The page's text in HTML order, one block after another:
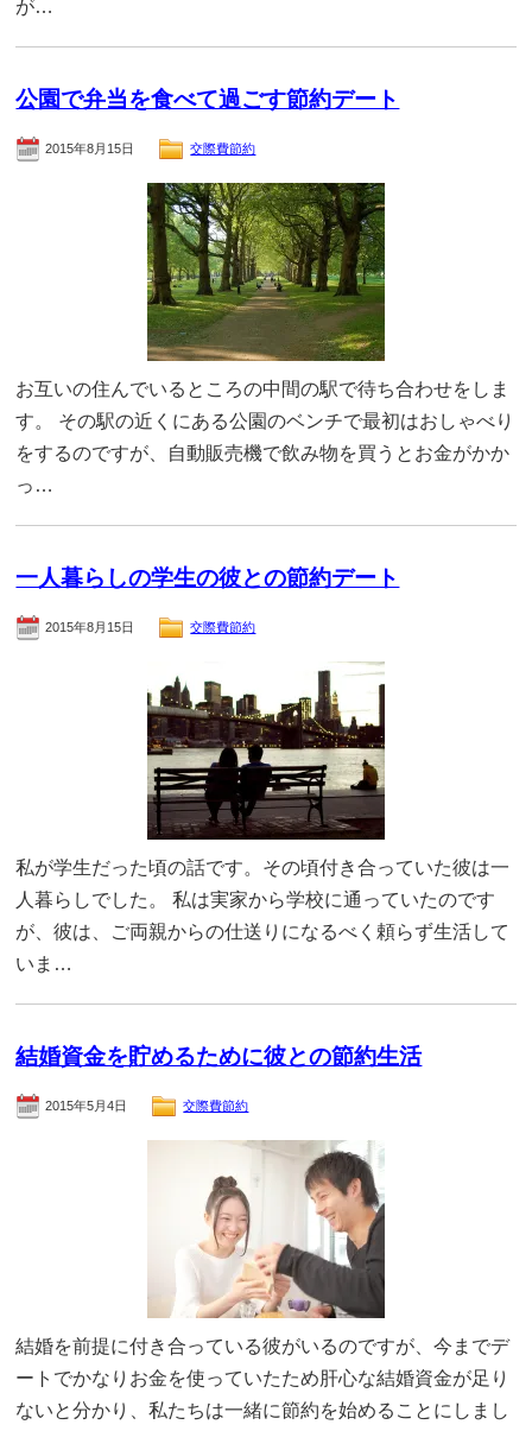
が…
公園で弁当を食べて過ごす節約デート
2015年8月15日 交際費節約
お互いの住んでいるところの中間の駅で待ち合わせをしま
す。 その駅の近くにある公園のベンチで最初はおしゃべり
をするのですが、自動販売機で飲み物を買うとお金がかか
っ…
一人暮らしの学生の彼との節約デート
2015年8月15日 交際費節約
私が学生だった頃の話です。その頃付き合っていた彼は一
人暮らしでした。 私は実家から学校に通っていたのです
が、彼は、ご両親からの仕送りになるべく頼らず生活して
いま…
結婚資金を貯めるために彼との節約生活
2015年5月4日 交際費節約
結婚を前提に付き合っている彼がいるのですが、今までデ
ートでかなりお金を使っていたため肝心な結婚資金が足り
ないと分かり、私たちは一緒に節約を始めることにしまし